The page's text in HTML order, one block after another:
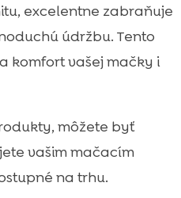
excelentne zabraňuje
údržbu. Tento
komfort vašej mačky i
môžete byť
vašim mačacím
na trhu.